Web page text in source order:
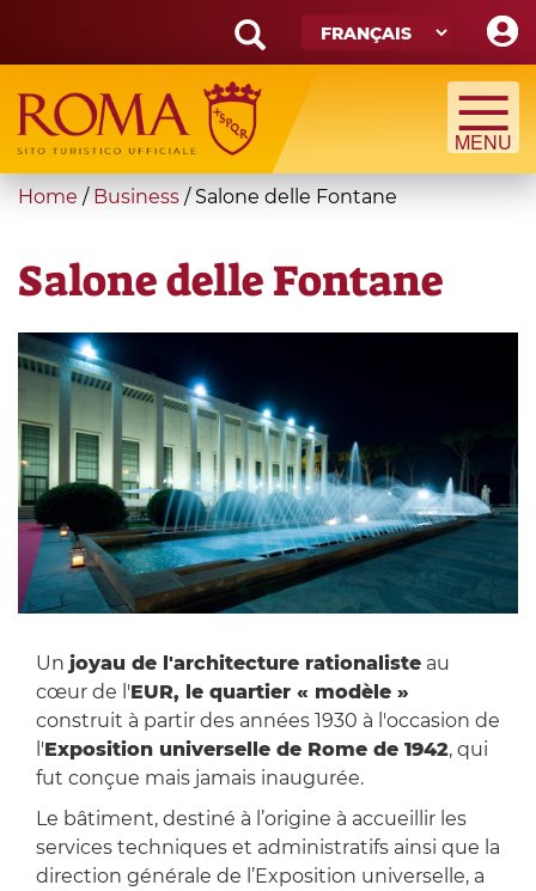
main
content
Search
form
Recherche
You
here
Home / Business /Salone delle Fontane
Salone delle Fontane
Un joyau de l'architecture rationalisteau
cœur de l'EUR, le quartier « modèle »
construit à partir des années 1930 à l'occasion de
l'Exposition universelle de Rome de 1942, qui
fut conçue mais jamais inaugurée.
Le bâtiment, destiné à l’origine à accueillir les
services techniques et administratifs ainsi que la
direction générale de l’Exposition universelle, a